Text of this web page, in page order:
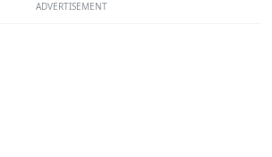
ADVERTISEMENT